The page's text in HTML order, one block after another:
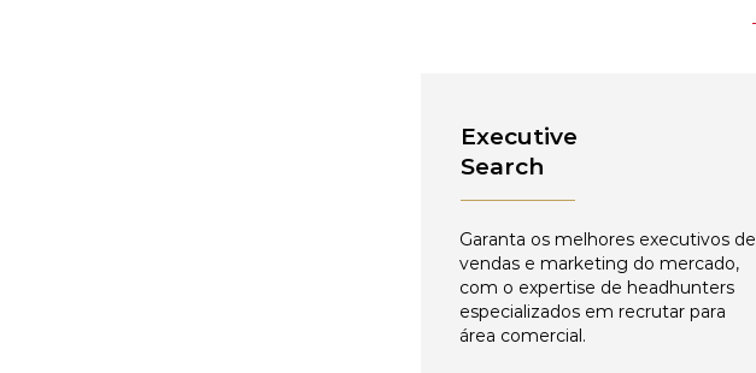
Executive
Search
Garanta os melhores executivos de
vendas e marketing do mercado,
com o expertise de headhunters
especializados em recrutar para
área comercial.